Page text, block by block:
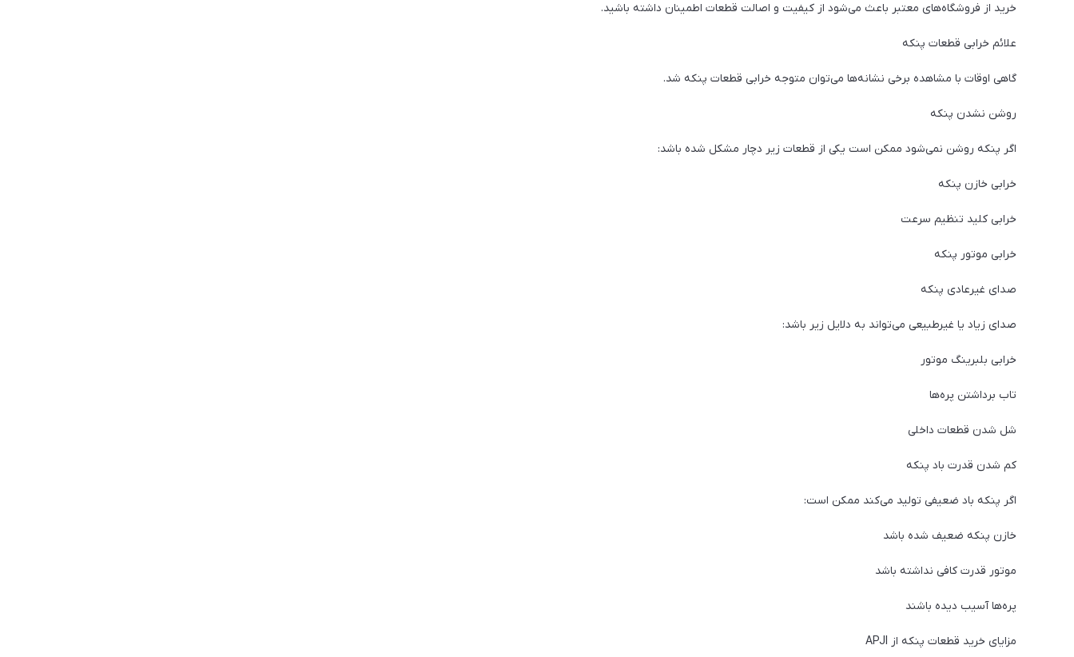
خرید از فروشگاه‌های معتبر باعث می‌شود از کیفیت و اصالت قطعات اطمینان داشته باشید.
علائم خرابی قطعات پنکه
گاهی اوقات با مشاهده برخی نشانه‌ها می‌توان متوجه خرابی قطعات پنکه شد.
روشن نشدن پنکه
اگر پنکه روشن نمی‌شود ممکن است یکی از قطعات زیر دچار مشکل شده باشد:
خرابی خازن پنکه
خرابی کلید تنظیم سرعت
خرابی موتور پنکه
صدای غیرعادی پنکه
صدای زیاد یا غیرطبیعی می‌تواند به دلایل زیر باشد:
خرابی بلبرینگ موتور
تاب برداشتن پره‌ها
شل شدن قطعات داخلی
کم شدن قدرت باد پنکه
اگر پنکه باد ضعیفی تولید می‌کند ممکن است:
خازن پنکه ضعیف شده باشد
موتور قدرت کافی نداشته باشد
پره‌ها آسیب دیده باشند
مزایای خرید قطعات پنکه از APJI